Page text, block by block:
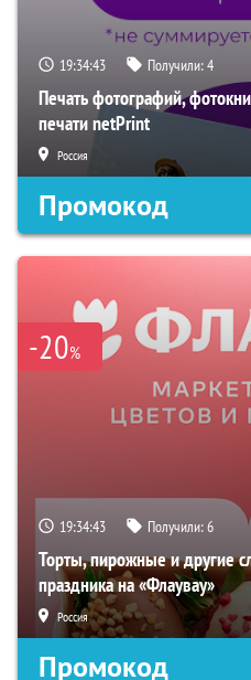
19:34:42 Получили:4
Печать фотографий,
печати netPrint
Россия
Промокод
-20%
19:34:42 Получили:6
Торты, пирожные и другие
праздника на «Флаувау»
Россия
Промокод